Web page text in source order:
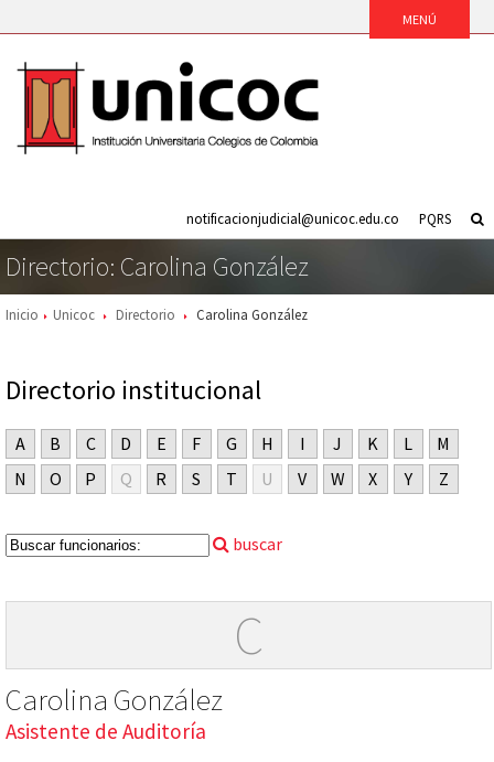
PQRS
notificacionjudicial@unicoc.edu.co
Directorio: Carolina González
Inicio Unicoc Directorio Carolina González
Directorio institucional
A B C D E F G H I J K L
M
N
O P Q R S T U V W X Y Z
buscar
C
Carolina González
Asistente de Auditoría